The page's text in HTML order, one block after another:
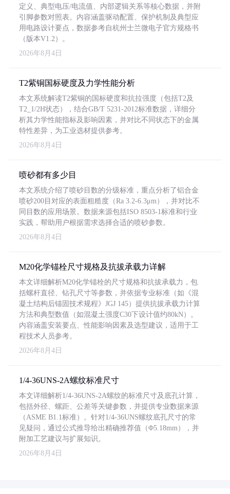
定义、典型电压/电流值、内部逻辑关系等核心数据，并附
引脚参数对照表。内容涵盖驱动配置、保护机制及典型应
用电路设计要点，数据参考自杭州士兰微电子官方规格书
（版本V1.2）。
2026年8月4日
T2紫铜国标硬度及力学性能分析
本文系统解读T2紫铜的国标硬度和抗拉强度（包括T2及
T2_1/2H状态），结合GB/T 5231-2012标准数据，详细分
析其力学性能指标及影响因素，并对比不同状态下的金属
特性差异，为工业选材提供参考。
2026年8月4日
喷砂都有多少目
本文系统介绍了喷砂目数的分级标准，重点分析了铝合金
喷砂200目对应的表面粗糙度（Ra 3.2-6.3μm），并对比不
同目数的应用场景。数据来源包括ISO 8503-1标准和行业
实践，帮助用户根据需求选择合适的喷砂参数。
2026年8月4日
M20化学锚栓尺寸规格及抗拔承载力详解
本文详细解析M20化学锚栓的尺寸规格和抗拔承载力，包
括螺杆直径、钻孔尺寸等参数，并依据专业标准（如《混
凝土结构后锚固技术规程》JGJ 145）提供抗拔承载力计算
方法和典型数值（如混凝土强度C30下设计值约80kN）。
内容涵盖安装要点、性能影响因素及选型建议，适用于工
程技术人员参考。
2026年8月4日
1/4-36UNS-2A螺纹标准尺寸
本文详细解析1/4-36UNS-2A螺纹的标准尺寸及底孔计算，
包括外径、螺距、公差等关键参数，并提供专业数据来源
（ASME B1.1标准）。针对1/4-36UNS螺纹底孔尺寸的常
见疑问，通过公式推导给出精确推荐值（Φ5.18mm），并
附加工艺建议与扩展知识。
2026年8月4日